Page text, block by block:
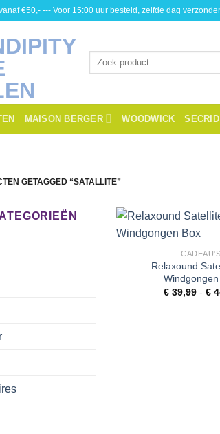
€50,- --- Voor 15:00 uur besteld, zelfde dag
Zoeken
MAISON BERGER WOODWICK SECRID
GETAGGED “SATALLITE”
CADEAU'S
Relaxound
€39,99 - €